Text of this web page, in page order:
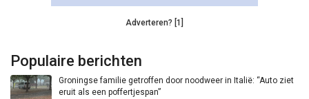
Adverteren? [1]
Populaire berichten
Groningse familie getroffen door noodweer in Italië: “Auto ziet
eruit als een poffertjespan”